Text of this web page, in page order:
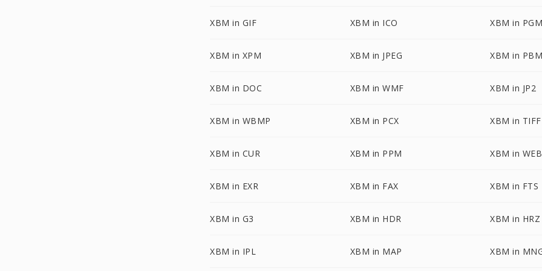
XBM in GIF XBM in ICO XBM in PGM
XBM in XPM XBM in JPEG XBM in PBM
XBM in DOC XBM in WMF XBM in JP2
XBM in WBMP XBM in PCX XBM in TIFF
XBM in CUR XBM in PPM XBM in
XBM in EXR XBM in FAX XBM in FTS
XBM in G3 XBM in HDR XBM in HRZ
XBM in IPL XBM in MAP XBM in